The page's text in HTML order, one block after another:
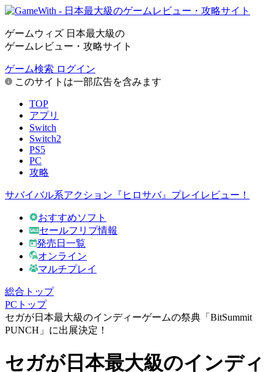
ゲームウィズ 日本最大級の
ゲームレビュー・攻略サイト
ゲーム検索 ログイン
このサイトは一部広告を含みます
TOP
アプリ
Switch
Switch2
PS5
PC
攻略
サバイバル系アクション『ヒロサバ』プレイレビュー！
おすすめソフト
セールフリプ情報
発売日一覧
オンライン
マルチプレイ
総合トップ
PCトップ
セガが日本最大級のインディーゲームの祭典「BitSummit
PUNCH」に出展決定！
セガが日本最大級のインディ